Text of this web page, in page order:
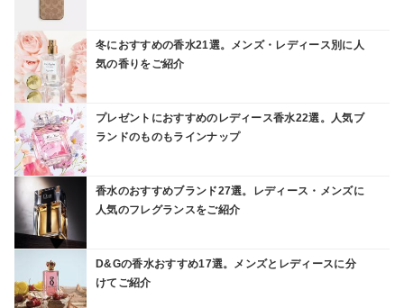
冬におすすめの香水21選。メンズ・レディース別に人
気の香りをご紹介
プレゼントにおすすめのレディース香水22選。人気ブ
ランドのものもラインナップ
香水のおすすめブランド27選。レディース・メンズに
人気のフレグランスをご紹介
D&Gの香水おすすめ17選。メンズとレディースに分
けてご紹介